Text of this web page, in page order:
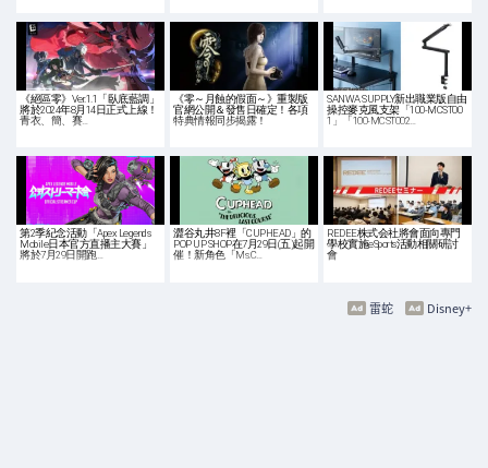
《絕區零》Ver.1.1「臥底藍調」
將於2024年8月14日正式上線！
青衣、簡、賽…
《零～月蝕的假面～》重製版
官網公開＆發售日確定！各項
特典情報同步揭露！
SANWA SUPPLY新出職業版自由
操控麥克風支架「100-MCST00
1」「100-MCST002…
第2季紀念活動「Apex Legends
Mobile日本官方直播主大賽」
將於7月29日開跑…
澀谷丸井8F裡「CUPHEAD」的
POP UP SHOP在7月29日(五)起開
催！新角色「Ms.C…
REDEE株式会社將會面向專門
學校實施eSports活動相關研討
會
Disney+
雷蛇